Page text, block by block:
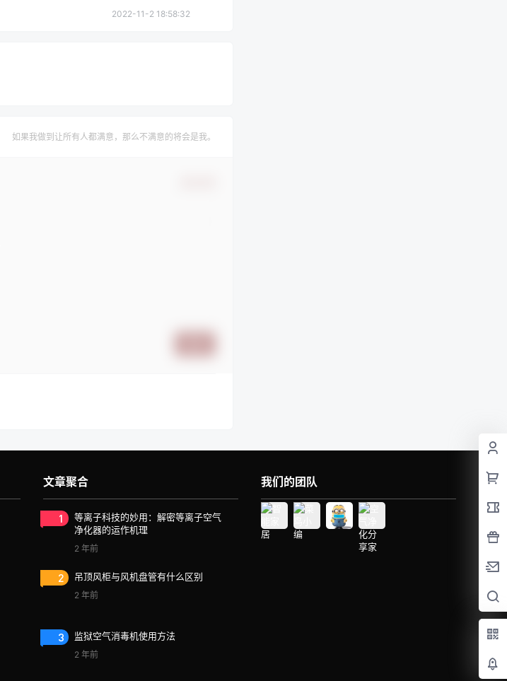
2022-11-2 18:58:32
如果我做到让所有人都满意，那么不满意的将会是我。
文章聚合
1
等离子科技的妙用：解密等离子空气
净化器的运作机理
2 年前
2 吊顶风柜与风机盘管有什么区别
2 年前
3 监狱空气消毒机使用方法
2 年前
我们的团队